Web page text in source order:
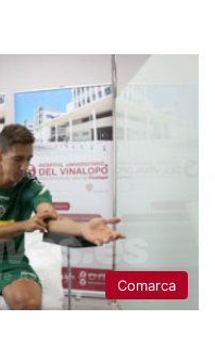
Comarca